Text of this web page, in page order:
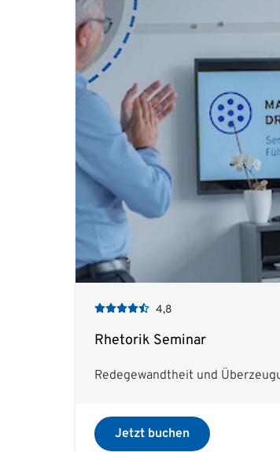
4,8
Rhetorik Seminar
Redegewandtheit und
Jetzt buchen